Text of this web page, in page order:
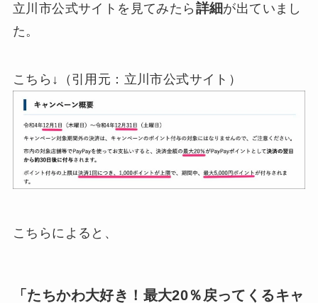
立川市公式サイトを見てみたら 詳細が出ていまし
た。
こちら↓（引用元：立川市公式サイト）
こちらによると、
「たちかわ大好き！最大20％戻ってくるキャ